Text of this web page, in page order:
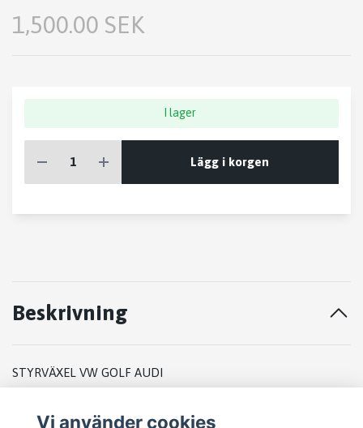
1,500.00 SEK
I lager
Lägg i korgen
Beskrivning
STYRVÄXEL VW GOLF AUDI
Vi använder cookies